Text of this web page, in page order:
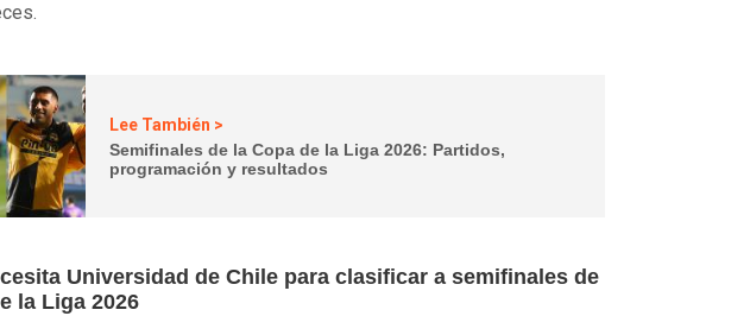
Lee También >
Semifinales de la Copa de la Liga 2026: Partidos,
programación y resultados
Universidad de Chile para clasificar a semifinales de
la Liga 2026